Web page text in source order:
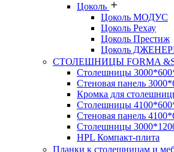
Цоколь
Цоколь МОДУС
Цоколь Рехау
Цоколь Престиж
Цоколь
СТОЛЕШНИЦЫ FORMA
Столешницы
Стеновая панель
Кромка для
Столешницы
Стеновая панель
Столешницы
HPL Компакт-плита
Планки к столешницам и